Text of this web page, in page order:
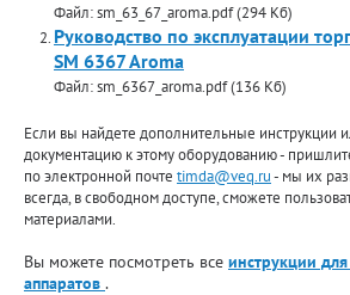
Файл: sm_63_67_aroma.pdf (294 Кб)
Руководство по эксплуатации
SM 6367 Aroma
Файл: sm_6367_aroma.pdf (136 Кб)
Если вы найдете дополнительные инструкции
документацию к этому оборудованию -
по электронной почте timda@veq.ru- мы их
всегда, в свободном доступе, сможете
материалами.
Вы можете посмотреть все инструкции
аппаратов .